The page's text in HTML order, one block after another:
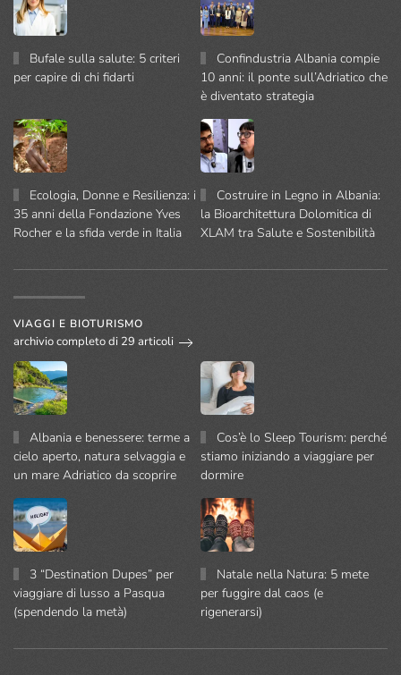
Bufale sulla salute: 5 criteri
per capire di chi fidarti
Confindustria Albania compie
10 anni: il ponte sull’Adriatico che
è diventato strategia
Ecologia, Donne e Resilienza: i
35 anni della Fondazione Yves
Rocher e la sfida verde in Italia
Costruire in Legno in Albania:
la Bioarchitettura Dolomitica di
XLAM tra Salute e Sostenibilità
VIAGGI E BIOTURISMO
archivio completo di 29 articoli
Albania e benessere: terme a
cielo aperto, natura selvaggia e
un mare Adriatico da scoprire
Cos’è lo Sleep Tourism: perché
stiamo iniziando a viaggiare per
dormire
3 “Destination Dupes” per
viaggiare di lusso a Pasqua
(spendendo la metà)
Natale nella Natura: 5 mete
per fuggire dal caos (e
rigenerarsi)